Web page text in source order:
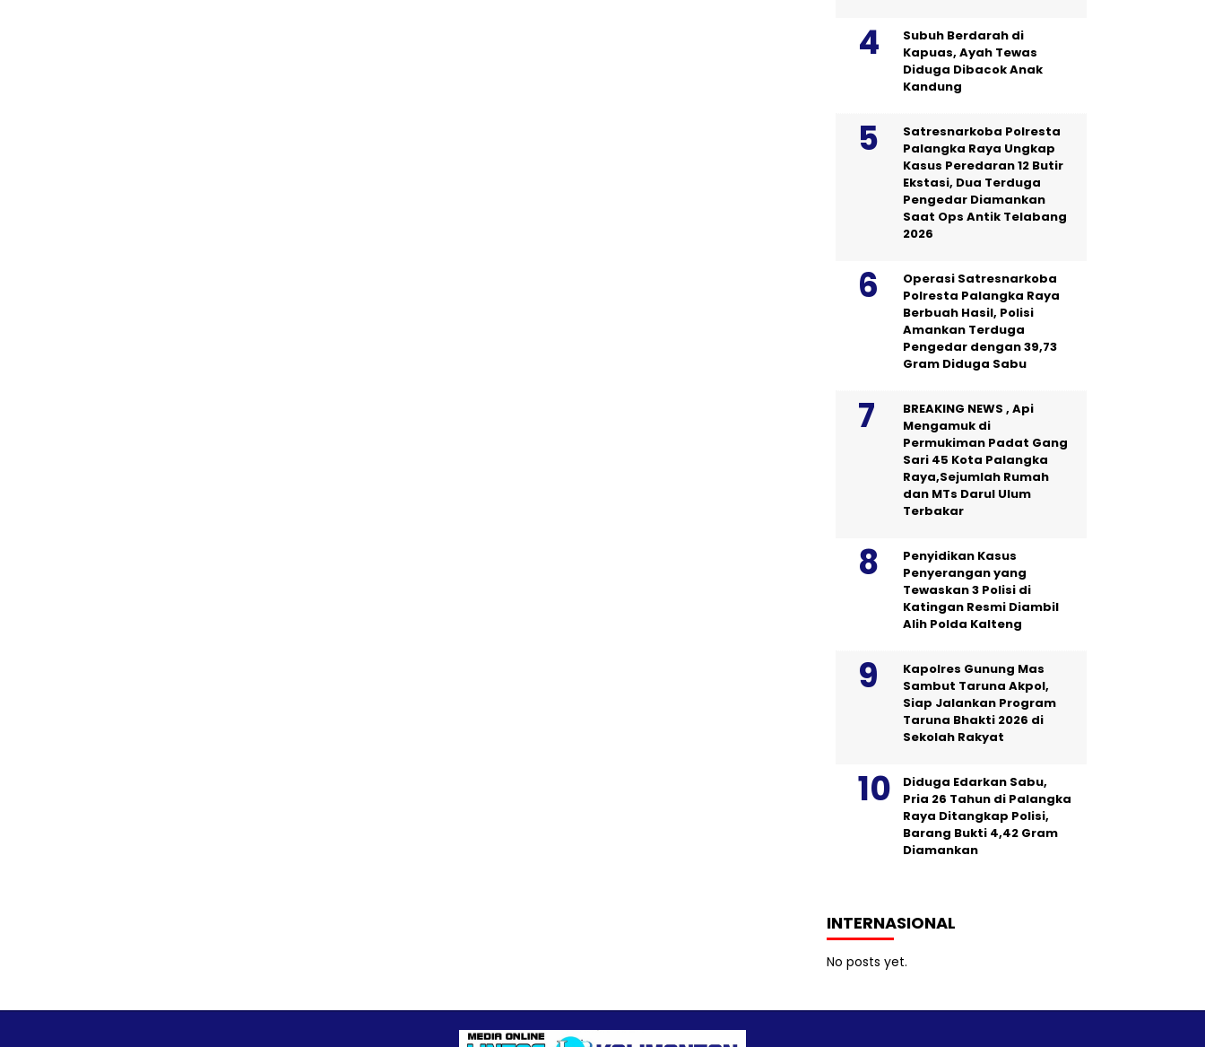
Subuh Berdarah di
Kapuas, Ayah Tewas
Diduga Dibacok Anak
Kandung
Satresnarkoba Polresta
Palangka Raya Ungkap
Kasus Peredaran 12 Butir
Ekstasi, Dua Terduga
Pengedar Diamankan
Saat Ops Antik Telabang
2026
Operasi Satresnarkoba
Polresta Palangka Raya
Berbuah Hasil, Polisi
Amankan Terduga
Pengedar dengan 39,73
Gram Diduga Sabu
BREAKING NEWS , Api
Mengamuk di
Permukiman Padat Gang
Sari 45 Kota Palangka
Raya,Sejumlah Rumah
dan MTs Darul Ulum
Terbakar
Penyidikan Kasus
Penyerangan yang
Tewaskan 3 Polisi di
Katingan Resmi Diambil
Alih Polda Kalteng
Kapolres Gunung Mas
Sambut Taruna Akpol,
Siap Jalankan Program
Taruna Bhakti 2026 di
Sekolah Rakyat
Diduga Edarkan Sabu,
Pria 26 Tahun di Palangka
Raya Ditangkap Polisi,
Barang Bukti 4,42 Gram
Diamankan
INTERNASIONAL
No posts yet.